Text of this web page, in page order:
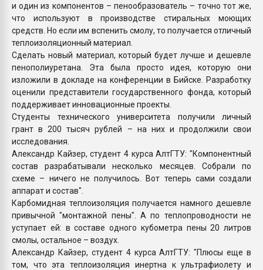
и один из компонентов – пенообразователь – точно тот же,
что используют в производстве стиральных моющих
средств. Но если им вспенить смолу, то получается отличный
теплоизоляционный материал.
Сделать новый материал, который будет лучше и дешевле
пенополиуретана. Эта была просто идея, которую они
изложили в докладе на конференции в Бийске. Разработку
оценили представители государственного фонда, который
поддерживает инновационные проекты.
Студенты технического университета получили личный
грант в 200 тысяч рублей – на них и продолжили свои
исследования.
Александр Кайзер, студент 4 курса АлтГТУ: "Компонентный
состав разрабатывали несколько месяцев. Собрали по
схеме – ничего не получилось. Вот теперь сами создали
аппарат и состав".
Карбомидная теплоизоляция получается намного дешевле
привычной "монтажной пены". А по теплопроводности не
уступает ей: в составе одного кубометра пены 20 литров
смолы, остальное – воздух.
Александр Кайзер, студент 4 курса АлтГТУ: "Плюсы еще в
том, что эта теплоизоляция инертна к ультрафиолету и